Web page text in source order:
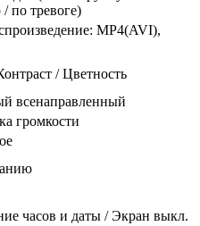
по тревоге)
MP4(AVI),
/ Цветность
всенаправленный
громкости
часов и даты / Экран выкл.